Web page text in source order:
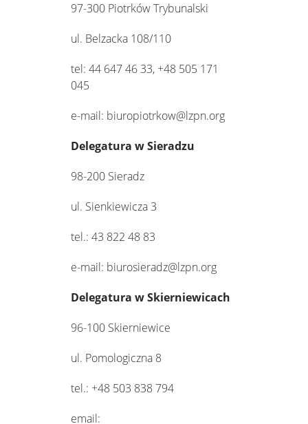
97-300 Piotrków Trybunalski
ul. Belzacka 108/110
tel: 44 647 46 33, +48 505 171
045
e-mail: biuropiotrkow@lzpn.org
Delegatura w Sieradzu
98-200 Sieradz
ul. Sienkiewicza 3
tel.: 43 822 48 83
e-mail: biurosieradz@lzpn.org
Delegatura w Skierniewicach
96-100 Skierniewice
ul. Pomologiczna 8
tel.: +48 503 838 794
email: